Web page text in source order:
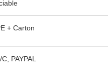
+ Carton
PAYPAL